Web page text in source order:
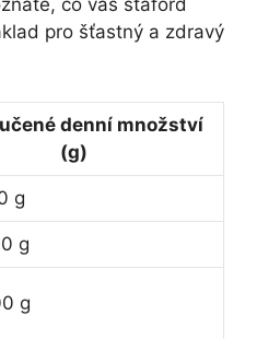
co váš staford
pro šťastný a zdravý
denní množství
(g)
g
g
g